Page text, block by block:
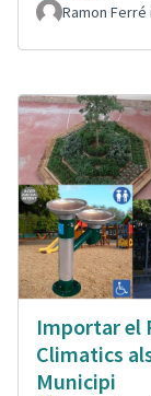
Ramon Ferré
Importar el
Climatics
Municipi